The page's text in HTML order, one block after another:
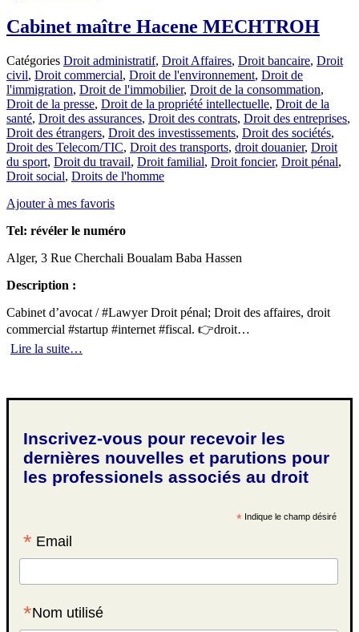
Cabinet maître Hacene MECHTROH
Catégories Droit administratif, Droit Affaires, Droit bancaire, Droit
civil, Droit commercial, Droit de l'environnement, Droit de
l'immigration, Droit de l'immobilier, Droit de la consommation,
Droit de la presse, Droit de la propriété intellectuelle, Droit de la
santé, Droit des assurances, Droit des contrats, Droit des entreprises,
Droit des étrangers, Droit des investissements, Droit des sociétés,
Droit des Telecom/TIC, Droit des transports, droit douanier, Droit
du sport, Droit du travail, Droit familial, Droit foncier, Droit pénal,
Droit social, Droits de l'homme
Ajouter à mes favoris
Tel: révéler le numéro
Alger, 3 Rue Cherchali Boualam Baba Hassen
Description :
Cabinet d’avocat / #Lawyer Droit pénal; Droit des affaires, droit
commercial #startup #internet #fiscal. 👉droit…
Lire la suite…
Inscrivez-vous pour recevoir les
dernières nouvelles et parutions pour
les professionels associés au droit
* Indique le champ désiré
* Email
*Nom utilisé